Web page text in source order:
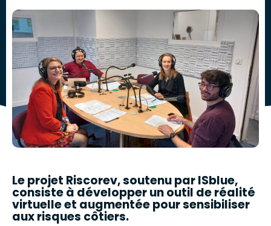
Le projet Riscorev, soutenu par ISblue,
consiste à développer un outil de réalité
virtuelle et augmentée pour sensibiliser
aux risques côtiers.